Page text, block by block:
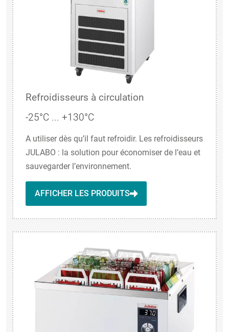
Refroidisseurs à circulation
-25°C ... +130°C
A utiliser dès qu’il faut refroidir. Les refroidisseurs
JULABO : la solution pour économiser de l’eau et
sauvegarder l’environnement.
AFFICHER LES PRODUITS